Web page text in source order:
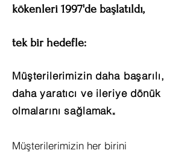
kökenleri 1997'de başlatıldı,
tek bir hedefle:
Müşterilerimizin daha başarılı,
daha yaratıcı ve ileriye dönük
olmalarını sağlamak.
Müşterilerimizin her birini